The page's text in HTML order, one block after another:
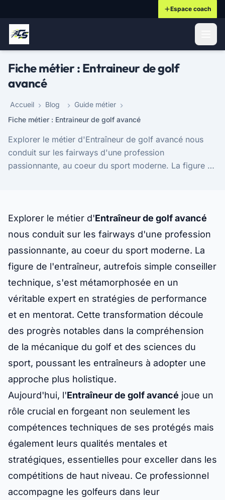
Espace coach
Fiche métier : Entraineur de golf
avancé
Accueil Blog
Guide métier
Fiche métier : Entraineur de golf avancé
Explorer le métier d'Entraîneur de golf avancé nous
conduit sur les fairways d'une profession
passionnante, au coeur du sport moderne. La figure de
Explorer le métier d'Entraîneur de golf avancé
nous conduit sur les fairways d'une profession
passionnante, au coeur du sport moderne. La
figure de l'entraîneur, autrefois simple conseiller
technique, s'est métamorphosée en un
véritable expert en stratégies de performance
et en mentorat. Cette transformation découle
des progrès notables dans la compréhension
de la mécanique du golf et des sciences du
sport, poussant les entraîneurs à adopter une
approche plus holistique.
Aujourd'hui, l'Entraîneur de golf avancé joue un
rôle crucial en forgeant non seulement les
compétences techniques de ses protégés mais
également leurs qualités mentales et
stratégiques, essentielles pour exceller dans les
compétitions de haut niveau. Ce professionnel
accompagne les golfeurs dans leur